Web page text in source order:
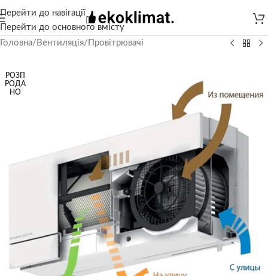
Перейти до навігації
Перейти до основного вмісту
Головна/ Вентиляція/ Провітрювачі
РОЗП
РОДА
НО